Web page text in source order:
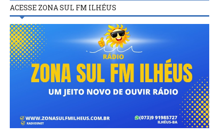
ACESSE ZONA SUL FM ILHÉUS